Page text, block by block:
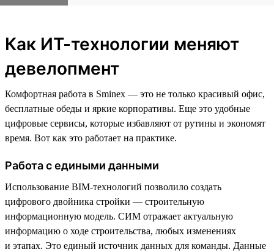
Как ИТ-технологии меняют
девелопмент
Комфортная работа в Sminex — это не только красивый офис,
бесплатные обеды и яркие корпоративы. Еще это удобные
цифровые сервисы, которые избавляют от рутины и экономят
время. Вот как это работает на практике.
Работа с едиными данными
Использование BIM-технологий позволило создать
цифрового двойника стройки — строительную
информационную модель. СИМ отражает актуальную
информацию о ходе строительства, любых изменениях
и этапах. Это единый источник данных для команды. Данные